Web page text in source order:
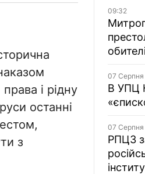
і рідну
останні
з
09:32
07 Серпня
В УПЦ
07 Серпня
РПЦЗ